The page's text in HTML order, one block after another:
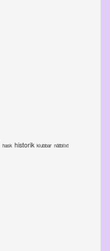
hask historik klubbar nätblixt